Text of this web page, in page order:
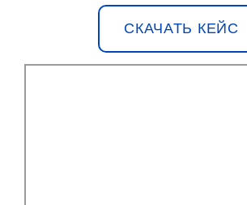
СКАЧАТЬ КЕЙС